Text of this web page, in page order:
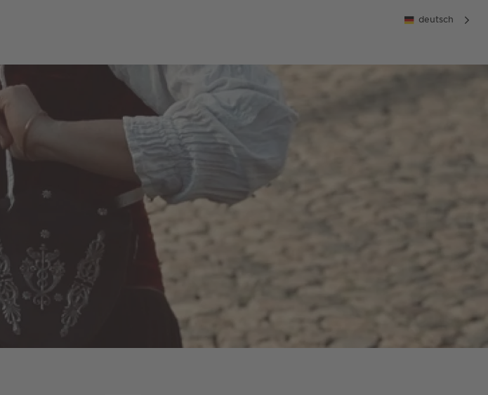
deutsch